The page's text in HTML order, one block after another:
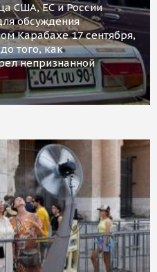
США, ЕС и России
обсуждения
Карабахе 17 сентября,
того, как
непризнанной